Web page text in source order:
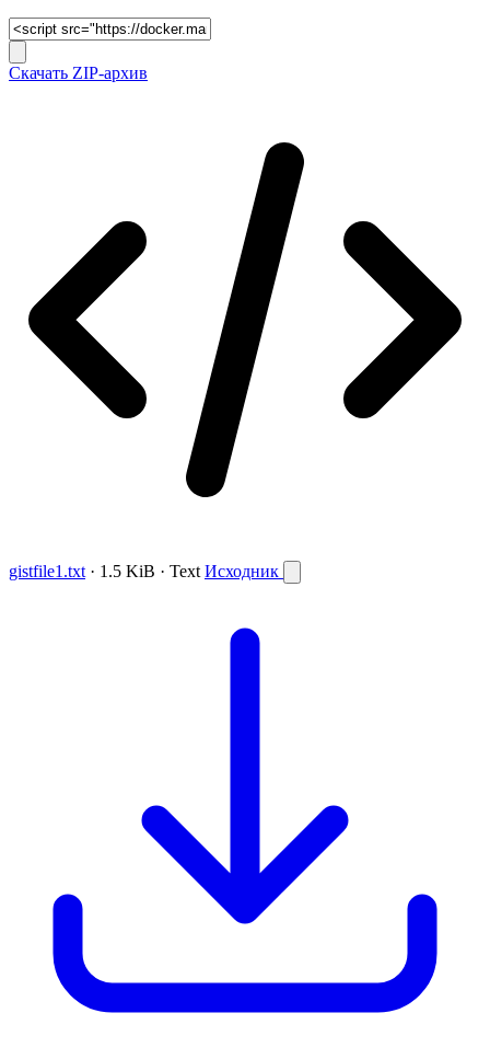
Скачать ZIP-архив
gistfile1.txt · 1.5 KiB · Text Исходник